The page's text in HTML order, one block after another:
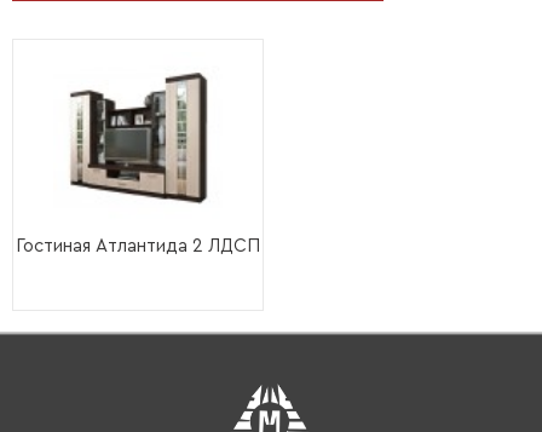
Гостиная Атлантида 2 ЛДСП